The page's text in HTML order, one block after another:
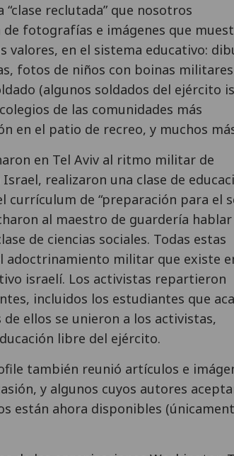
reclutada” que nosotros
fotografías e imágenes que
valores, en el sistema educativo:
fotos de niños con boinas militares
(algunos soldados del ejército
de las comunidades más
en el patio de recreo, y muchos
en Tel Aviv al ritmo militar de
realizaron una clase de
de “preparación para el
al maestro de guardería
de ciencias sociales. Todas estas
adoctrinamiento militar que existe
israelí. Los activistas repartieron
incluidos los estudiantes que
ellos se unieron a los activistas,
libre del ejército.
también reunió artículos e
y algunos cuyos autores
están ahora disponibles